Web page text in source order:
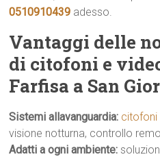
0510910439 adesso.
Vantaggi delle
di citofoni e
Farfisa a San
Sistemi allavanguardia: citofoni
visione notturna, controllo
Adatti a ogni ambiente: